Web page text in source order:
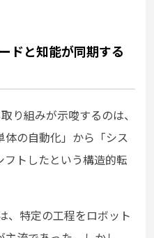
ドと知能が同期する
り組みが示唆するのは、
体の自動化」から「シス
トしたという構造的転
、特定の工程をロボット